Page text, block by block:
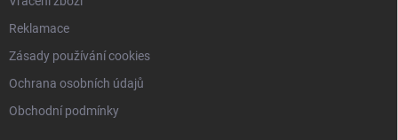
Reklamace
Zásady používání cookies
Ochrana osobních údajů
Obchodní podmínky